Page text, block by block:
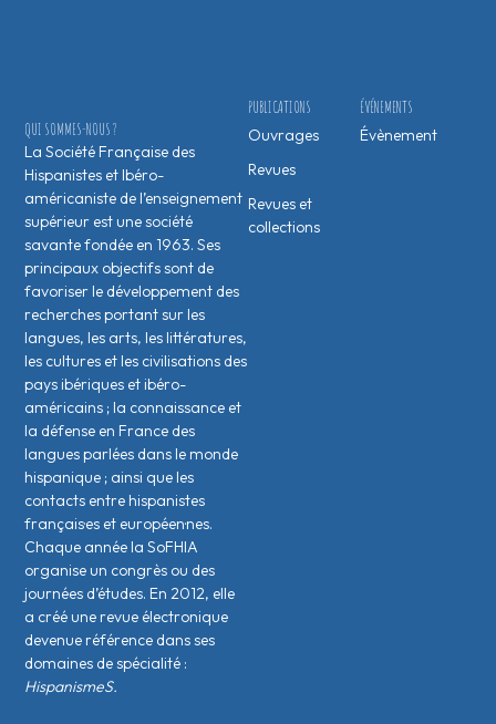
ÉVÉNEMENTS
Évènement
PUBLICATIONS
Ouvrages
Revues
Revues et
collections
QUI SOMMES-NOUS ?
La Société Française des
Hispanistes et Ibéro-
américaniste de l’enseignement
supérieur est une société
savante fondée en 1963. Ses
principaux objectifs sont de
favoriser le développement des
recherches portant sur les
langues, les arts, les littératures,
les cultures et les civilisations des
pays ibériques et ibéro-
américains ; la connaissance et
la défense en France des
langues parlées dans le monde
hispanique ; ainsi que les
contacts entre hispanistes
français·es et européen·nes.
Chaque année la SoFHIA
organise un congrès ou des
journées d’études. En 2012, elle
a créé une revue électronique
devenue référence dans ses
domaines de spécialité :
HispanismeS.